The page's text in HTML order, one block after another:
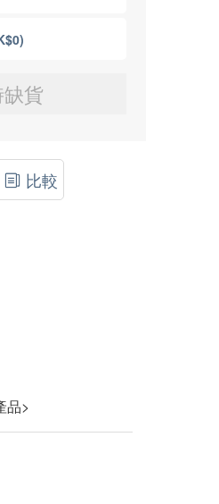
貨
比較
品>